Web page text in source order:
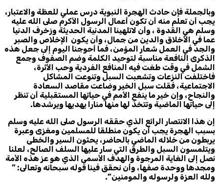
وبالجملة فإن حادث الهجرة النبوية درس عملي للعظة والاعتبار،
يجب أن تعلم منه أن تكون أعمال الرسول الأكرم صلى الله عليه
وسلم هي القدوة ، وأن لاتلهينا المدنية الحديثة وزخرف الدنيا
عما في الأخلاق والدين من جمال، وأن يكون الإخلاص والصبر
والجد في العمل شعار المؤمن، فما أحوجنا اليوم إلى جعل هذه
الذكرى النافعة مناسبة لتوحيد الكلمة وضم الصفوف وجمع
الشمل في وقت طغت فيه المنافع الفردية وحب الأثرة،
فاختلفت النزعات وتشعبت السبل وتنوعت المشاكل
الاجتماعية، فقلت سبل الخير وضاعت مقاصد السعادة
والنجاح، وإن خير ما ينفع الأمم في حياتها المستقبلية أن تنظر
إلى حياتها الماضية وتتخذ لها منها منارا يهديها ويرشدها.
إن هذا الانتصار الرائع الذي حققه الرسول صلى الله عليه وسلم
بسبب الهجرة يجب أن يكون منطلقا للمسلمين ومغزى وعبرة
يربطون من خلاله الماضي بالحاضر، يحثون السير والخطى
ويتلمسون السبل والطرق التي سار عليها السلف الصالح، لعلنا
نصل إلى الغاية المرجوة والهدف الأسمى الذي هو عز هذه الأمة
ومجدها ووحدة صفها، وأن نحقق فينا قوله سبحانه وتعالى: ”
ولله العزة ولرسوله والمومنين”.